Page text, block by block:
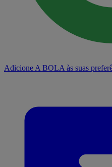
Adicione A BOLA às suas